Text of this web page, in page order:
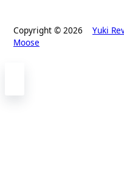
Copyright © 2026 Yuki
Moose